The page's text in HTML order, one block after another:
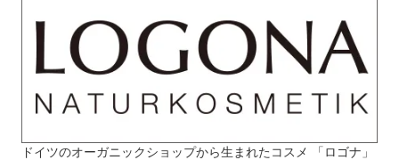
ドイツのオーガニックショップから生まれたコスメ 「ロゴナ」